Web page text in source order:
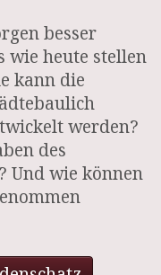
besser
wie heute stellen
kann die
werden?
des
Und wie können